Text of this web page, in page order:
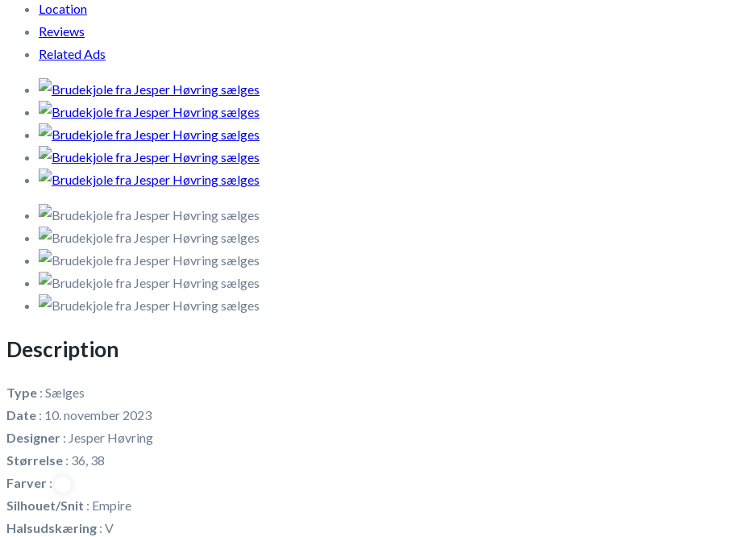
Location
Reviews
Related Ads
Description
Type : Sælges
Date : 10. november 2023
Designer : Jesper Høvring
Størrelse : 36, 38
Farver :
Silhouet/Snit : Empire
Halsudskæring : V